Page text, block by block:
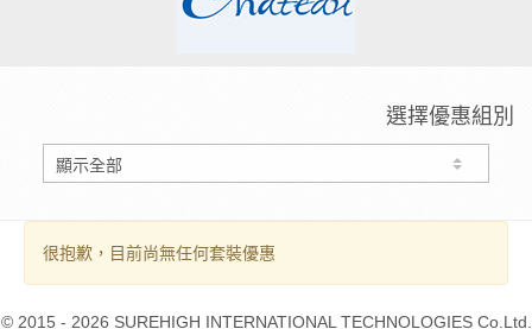
選擇優惠組別
很抱歉，目前尚無任何套裝優惠
© 2015 - 2026 SUREHIGH INTERNATIONAL TECHNOLOGIES Co.Ltd.